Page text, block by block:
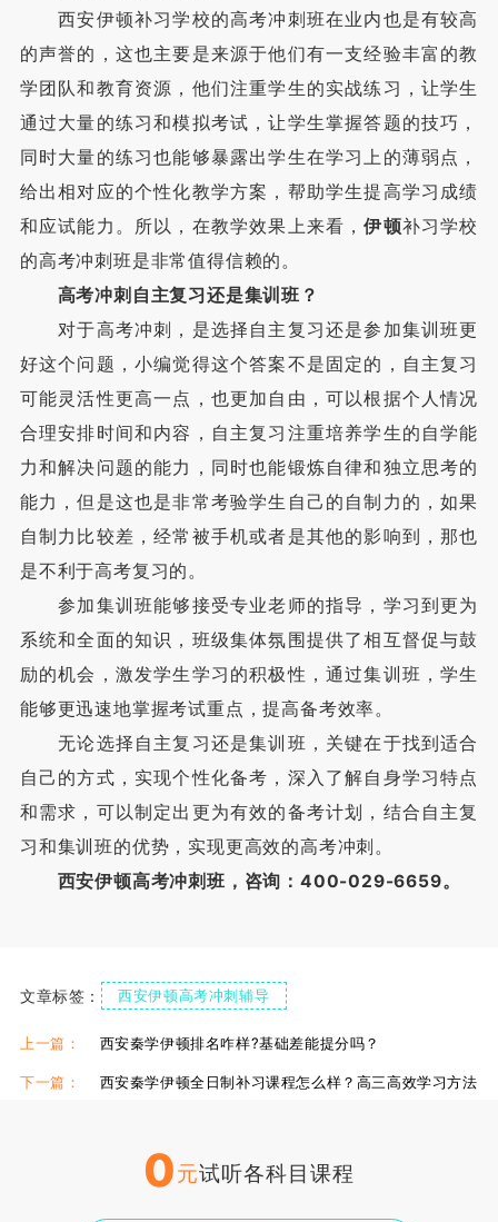
西安伊顿补习学校的高考冲刺班在业内也是有较高
的声誉的，这也主要是来源于他们有一支经验丰富的教
学团队和教育资源，他们注重学生的实战练习，让学生
通过大量的练习和模拟考试，让学生掌握答题的技巧，
同时大量的练习也能够暴露出学生在学习上的薄弱点，
给出相对应的个性化教学方案，帮助学生提高学习成绩
和应试能力。所以，在教学效果上来看，伊顿补习学校
的高考冲刺班是非常值得信赖的。
高考冲刺自主复习还是集训班？
对于高考冲刺，是选择自主复习还是参加集训班更
好这个问题，小编觉得这个答案不是固定的，自主复习
可能灵活性更高一点，也更加自由，可以根据个人情况
合理安排时间和内容，自主复习注重培养学生的自学能
力和解决问题的能力，同时也能锻炼自律和独立思考的
能力，但是这也是非常考验学生自己的自制力的，如果
自制力比较差，经常被手机或者是其他的影响到，那也
是不利于高考复习的。
参加集训班能够接受专业老师的指导，学习到更为
系统和全面的知识，班级集体氛围提供了相互督促与鼓
励的机会，激发学生学习的积极性，通过集训班，学生
能够更迅速地掌握考试重点，提高备考效率。
无论选择自主复习还是集训班，关键在于找到适合
自己的方式，实现个性化备考，深入了解自身学习特点
和需求，可以制定出更为有效的备考计划，结合自主复
习和集训班的优势，实现更高效的高考冲刺。
西安伊顿高考冲刺班，咨询：400-029-6659。
文章标签： 西安伊顿高考冲刺辅导
西安伊顿高考冲刺学校 西安伊顿高考冲刺班
上一篇： 西安秦学伊顿排名咋样?基础差能提分吗？
下一篇： 西安秦学伊顿全日制补习课程怎么样？高三高效学习方法
0元试听各科目课程